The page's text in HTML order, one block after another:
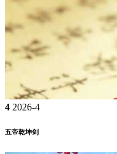
4 2026-4
五帝乾坤剑